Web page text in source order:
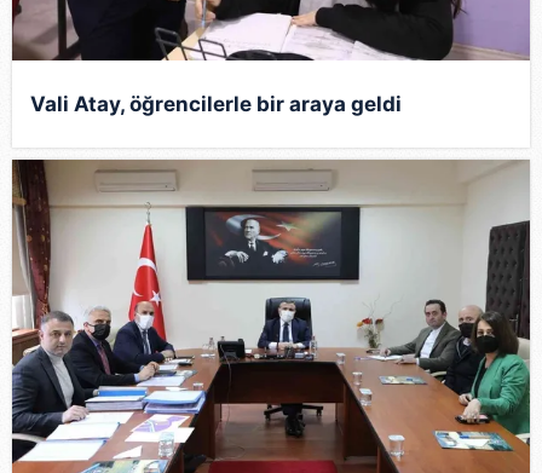
Vali Atay, öğrencilerle bir araya geldi